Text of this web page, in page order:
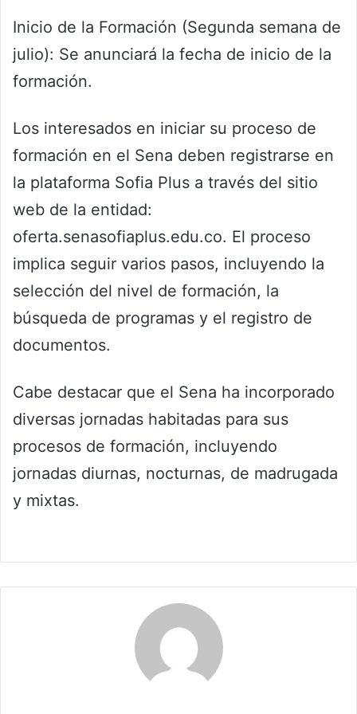
Inicio de la Formación (Segunda semana de
julio): Se anunciará la fecha de inicio de la
formación.
Los interesados en iniciar su proceso de
formación en el Sena deben registrarse en
la plataforma Sofia Plus a través del sitio
web de la entidad:
oferta.senasofiaplus.edu.co. El proceso
implica seguir varios pasos, incluyendo la
selección del nivel de formación, la
búsqueda de programas y el registro de
documentos.
Cabe destacar que el Sena ha incorporado
diversas jornadas habitadas para sus
procesos de formación, incluyendo
jornadas diurnas, nocturnas, de madrugada
y mixtas.